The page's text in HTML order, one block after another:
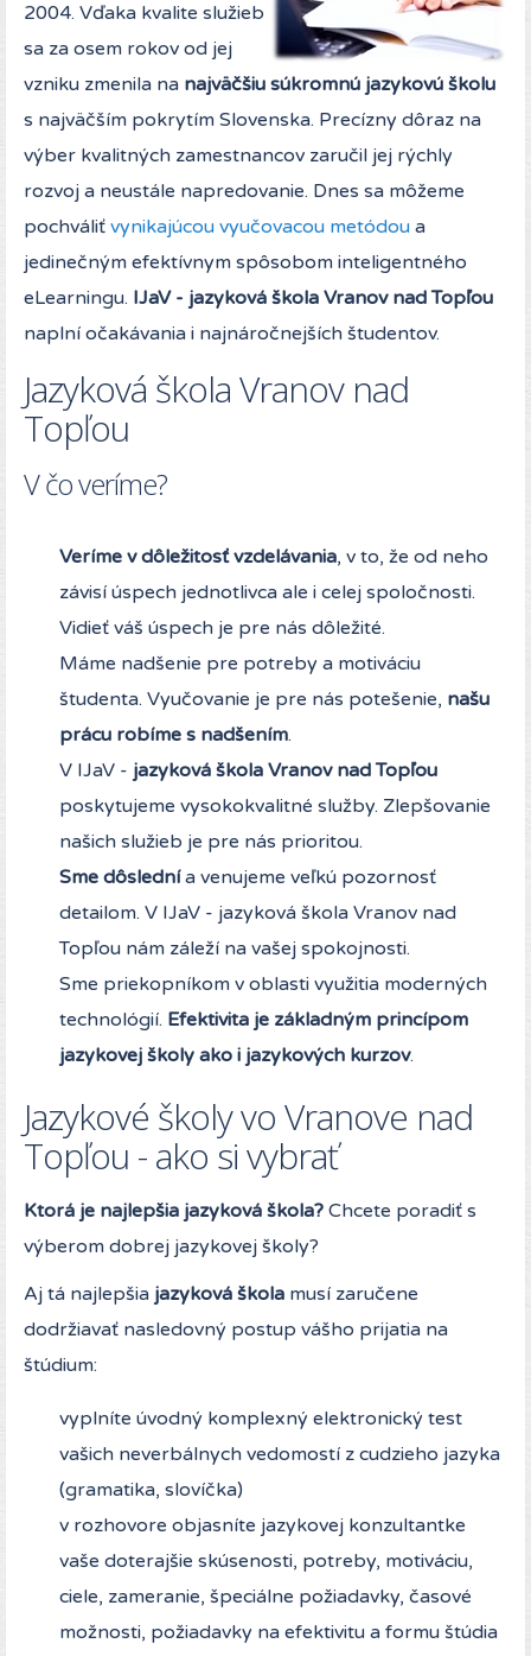
2004. Vďaka kvalite služieb
sa za osem rokov od jej
vzniku zmenila na najväčšiu súkromnú jazykovú školu
s najväčším pokrytím Slovenska. Precízny dôraz na
výber kvalitných zamestnancov zaručil jej rýchly
rozvoj a neustále napredovanie. Dnes sa môžeme
pochváliť vynikajúcou vyučovacou metódou a
jedinečným efektívnym spôsobom inteligentného
eLearningu. IJaV - jazyková škola Vranov nad Topľou
naplní očakávania i najnáročnejších študentov.
Jazyková škola Vranov nad
Topľou
V čo veríme?
Veríme v dôležitosť vzdelávania, v to, že od neho
závisí úspech jednotlivca ale i celej spoločnosti.
Vidieť váš úspech je pre nás dôležité.
Máme nadšenie pre potreby a motiváciu
študenta. Vyučovanie je pre nás potešenie, našu
prácu robíme s nadšením.
V IJaV - jazyková škola Vranov nad Topľou
poskytujeme vysokokvalitné služby. Zlepšovanie
našich služieb je pre nás prioritou.
Sme dôslednía venujeme veľkú pozornosť
detailom. V IJaV - jazyková škola Vranov nad
Topľou nám záleží na vašej spokojnosti.
Sme priekopníkom v oblasti využitia moderných
technológií. Efektivita je základným princípom
jazykovej školy ako i jazykových kurzov.
Jazykové školy vo Vranove nad
Topľou - ako si vybrať
Ktorá je najlepšia jazyková škola? Chcete poradiť s
výberom dobrej jazykovej školy?
Aj tá najlepšia jazyková škola musí zaručene
dodržiavať nasledovný postup vášho prijatia na
štúdium:
vyplníte úvodný komplexný elektronický test
vašich neverbálnych vedomostí z cudzieho jazyka
(gramatika, slovíčka)
v rozhovore objasníte jazykovej konzultantke
vaše doterajšie skúsenosti, potreby, motiváciu,
ciele, zameranie, špeciálne požiadavky, časové
možnosti, požiadavky na efektivitu a formu štúdia